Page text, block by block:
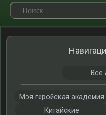
Все
Моя геройская академия
Китайские